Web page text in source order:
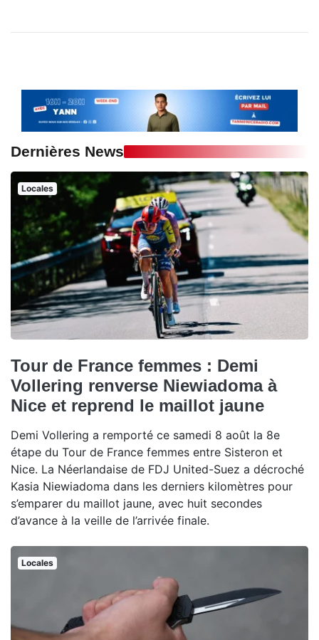
Dernières News
Locales
Tour de France femmes : Demi
Vollering renverse Niewiadoma à
Nice et reprend le maillot jaune
Demi Vollering a remporté ce samedi 8 août la 8e
étape du Tour de France femmes entre Sisteron et
Nice. La Néerlandaise de FDJ United-Suez a décroché
Kasia Niewiadoma dans les derniers kilomètres pour
s’emparer du maillot jaune, avec huit secondes
d’avance à la veille de l’arrivée finale.
Locales